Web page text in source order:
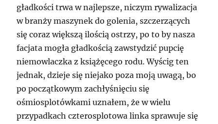
gładkości trwa w najlepsze, niczym rywalizacja
w branży maszynek do golenia, szczerzących
się coraz większą ilością ostrzy, po to by nasza
facjata mogła gładkością zawstydzić pupcię
niemowlaczka z książęcego rodu. Wyścig ten
jednak, dzieje się niejako poza moją uwagą, bo
po początkowym zachłyśnięciu się
ośmiosplotówkami uznałem, że w wielu
przypadkach czterosplotowa linka sprawuje się